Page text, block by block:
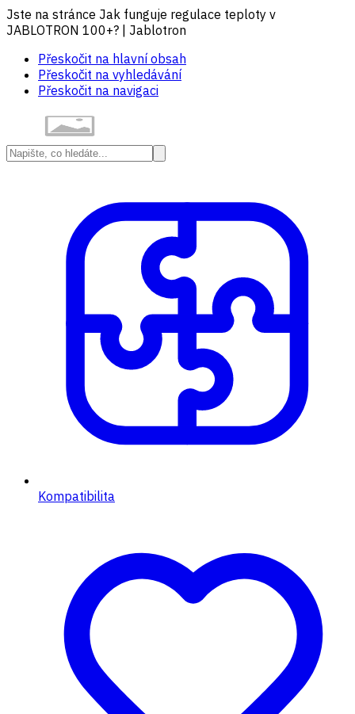
Jste na stránce Jak funguje regulace teploty v
JABLOTRON 100+? | Jablotron
Přeskočit na hlavní obsah
Přeskočit na vyhledávání
Přeskočit na navigaci
Kompatibilita